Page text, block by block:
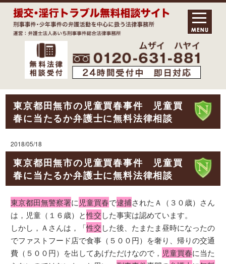
東京都田無市の児童買春事件 児童買
春に当たるか弁護士に無料法律相談
2018/05/18
東京都田無市の児童買春事件 児童買
春に当たるか弁護士に無料法律相談
東京都田無警察署に児童買春で逮捕されたＡ（３０歳）さん
は，児童（１６歳）と性交した事実は認めています。
しかし，Ａさんは，「性交した後、たまたま昼時になったの
でファストフード店で食事（５００円）を奢り、帰りの交通
費（５００円）を出してあげただけなので， 児童買春に当た